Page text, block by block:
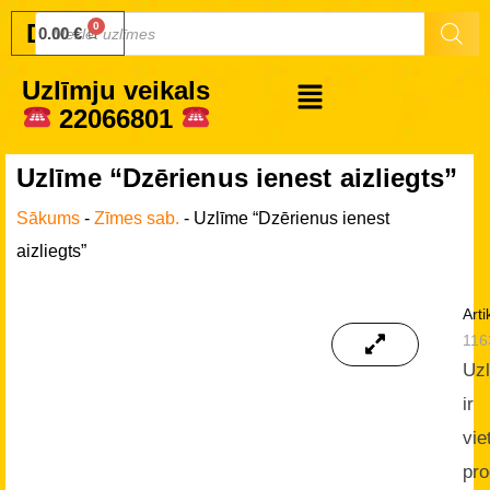
Druku.lv
0.00€
Uzlīmju veikals
22066801
Uzlīme “Dzērienus ienest aizliegts”
Sākums - Zīmes sab. - Uzlīme “Dzērienus ienest
aizliegts”
ir